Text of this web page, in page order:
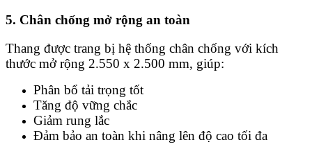
5. Chân chống mở rộng an toàn
Thang được trang bị hệ thống chân chống với kích
thước mở rộng 2.550 x 2.500 mm, giúp:
Phân bổ tải trọng tốt
Tăng độ vững chắc
Giảm rung lắc
Đảm bảo an toàn khi nâng lên độ cao tối đa